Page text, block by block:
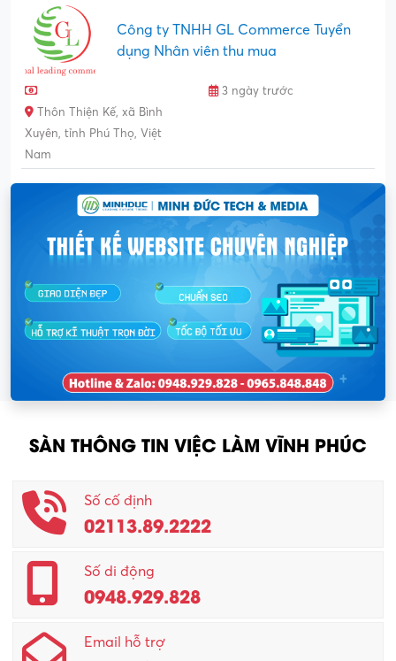
Công ty TNHH GL Commerce Tuyển
dụng Nhân viên thu mua
3 ngày trước
Thôn Thiện Kế, xã Bình
Xuyên, tỉnh Phú Thọ, Việt
Nam
SÀN THÔNG TIN VIỆC LÀM VĨNH PHÚC
Số cố định
02113.89.2222
Số di động
0948.929.828
Email hỗ trợ